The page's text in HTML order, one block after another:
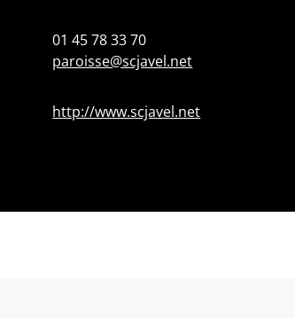
01 45 78 33 70
paroisse@scjavel.net
http://www.scjavel.net